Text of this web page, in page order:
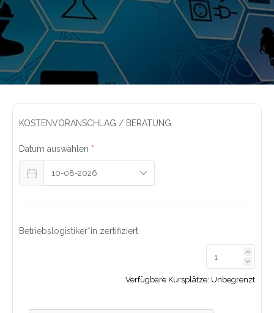
KOSTENVORANSCHLAG / BERATUNG
Datum auswählen *
Betriebslogistiker*in zertifiziert
Link
Link
Verfügbare Kursplätze: Unbegrenzt